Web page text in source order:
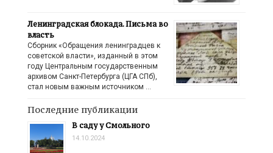
Ленинградская блокада. Письма во
власть
Сборник «Обращения ленинградцев к
советской власти», изданный в этом
году Центральным государственным
архивом Санкт-Петербурга (ЦГА СПб),
стал новым важным источником …
Последние публикации
В саду у Смольного
14.10.2024